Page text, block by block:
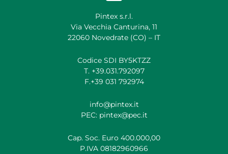
Pintex s.r.l.
Via Vecchia Canturina, 11
22060 Novedrate (CO) – IT
Codice SDI BY5KTZZ
T. +39.031.792097
F.+39 031 792974
info@pintex.it
PEC: pintex@pec.it
Cap. Soc. Euro 400.000,00
P.IVA 08182960966